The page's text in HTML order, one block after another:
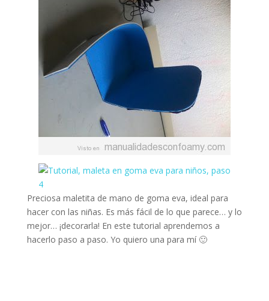
Preciosa maletita de mano de goma eva, ideal para
hacer con las niñas. Es más fácil de lo que parece… y lo
mejor… ¡decorarla! En este tutorial aprendemos a
hacerlo paso a paso. Yo quiero una para mí 🙂